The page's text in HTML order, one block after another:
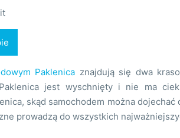
Paklenica znajdują się dwa
jest wyschnięty i nie ma
skąd samochodem można
prowadzą do wszystkich